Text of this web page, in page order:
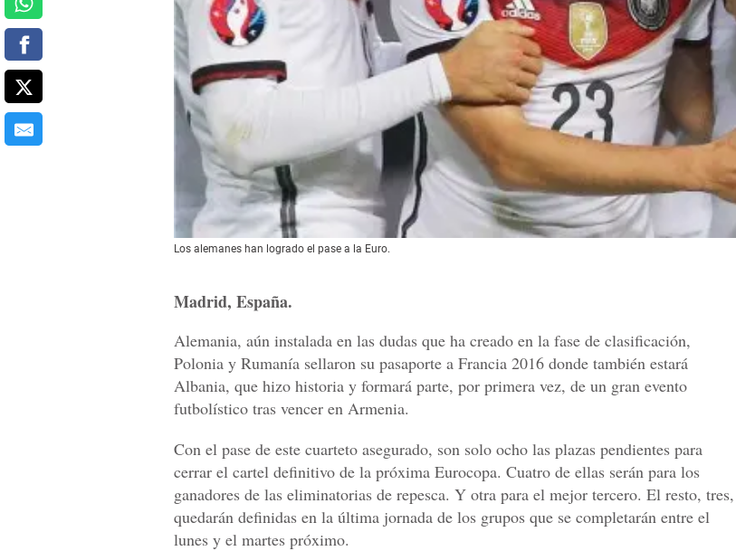
Los alemanes han logrado el pase a la Euro.
Madrid, España.
Alemania, aún instalada en las dudas que ha creado en la fase de clasificación,
Polonia y Rumanía sellaron su pasaporte a Francia 2016 donde también estará
Albania, que hizo historia y formará parte, por primera vez, de un gran evento
futbolístico tras vencer en Armenia.
Con el pase de este cuarteto asegurado, son solo ocho las plazas pendientes para
cerrar el cartel definitivo de la próxima Eurocopa. Cuatro de ellas serán para los
ganadores de las eliminatorias de repesca. Y otra para el mejor tercero. El resto, tres,
quedarán definidas en la última jornada de los grupos que se completarán entre el
lunes y el martes próximo.